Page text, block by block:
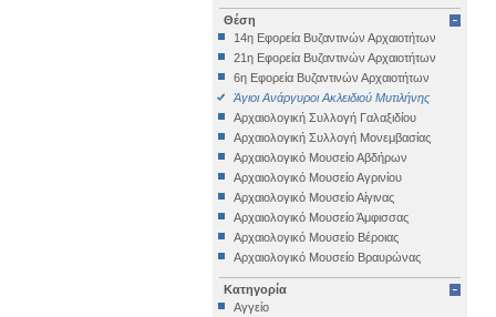
Θέση
14η Εφορεία Βυζαντινών Αρχαιοτήτων
21η Εφορεία Βυζαντινών Αρχαιοτήτων
6η Εφορεία Βυζαντινών Αρχαιοτήτων
Άγιοι Ανάργυροι Ακλειδιού Μυτιλήνης
Αρχαιολογική Συλλογή Γαλαξιδίου
Αρχαιολογική Συλλογή Μονεμβασίας
Αρχαιολογικό Μουσείο Αβδήρων
Αρχαιολογικό Μουσείο Αγρινίου
Αρχαιολογικό Μουσείο Αίγινας
Αρχαιολογικό Μουσείο Άμφισσας
Αρχαιολογικό Μουσείο Βέροιας
Αρχαιολογικό Μουσείο Βραυρώνας
Αρχαιολογικό Μουσείο Δελφών
Αρχαιολογικό Μουσείο Ηγουμενίτσας
Κατηγορία
Αγγείο